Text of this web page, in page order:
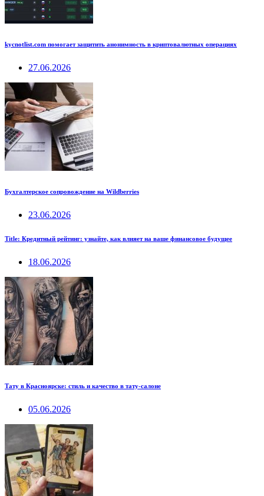
kycnotlist.com помогает защитить анонимность в криптовалютных операциях
27.06.2026
Бухгалтерское сопровождение на Wildberries
23.06.2026
Title: Кредитный рейтинг: узнайте, как влияет на ваше финансовое будущее
18.06.2026
Тату в Красноярске: стиль и качество в тату-салоне
05.06.2026